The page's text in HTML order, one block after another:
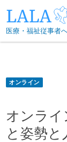
to
content
医療・福祉従事者
オンライン
オンラ
と姿勢